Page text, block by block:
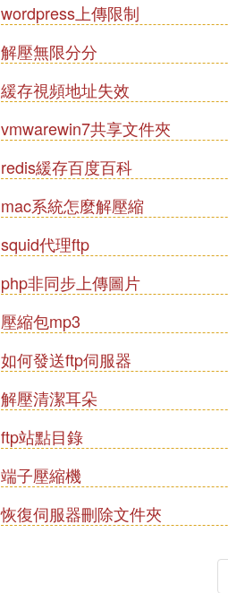
wordpress上傳限制
解壓無限分分
緩存視頻地址失效
vmwarewin7共享文件夾
redis緩存百度百科
mac系統怎麼解壓縮
squid代理ftp
php非同步上傳圖片
壓縮包mp3
如何發送ftp伺服器
解壓清潔耳朵
ftp站點目錄
端子壓縮機
恢復伺服器刪除文件夾